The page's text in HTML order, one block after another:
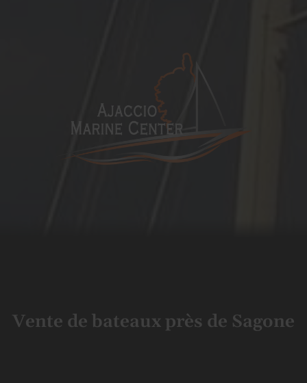
Vente de bateaux près de Sagone